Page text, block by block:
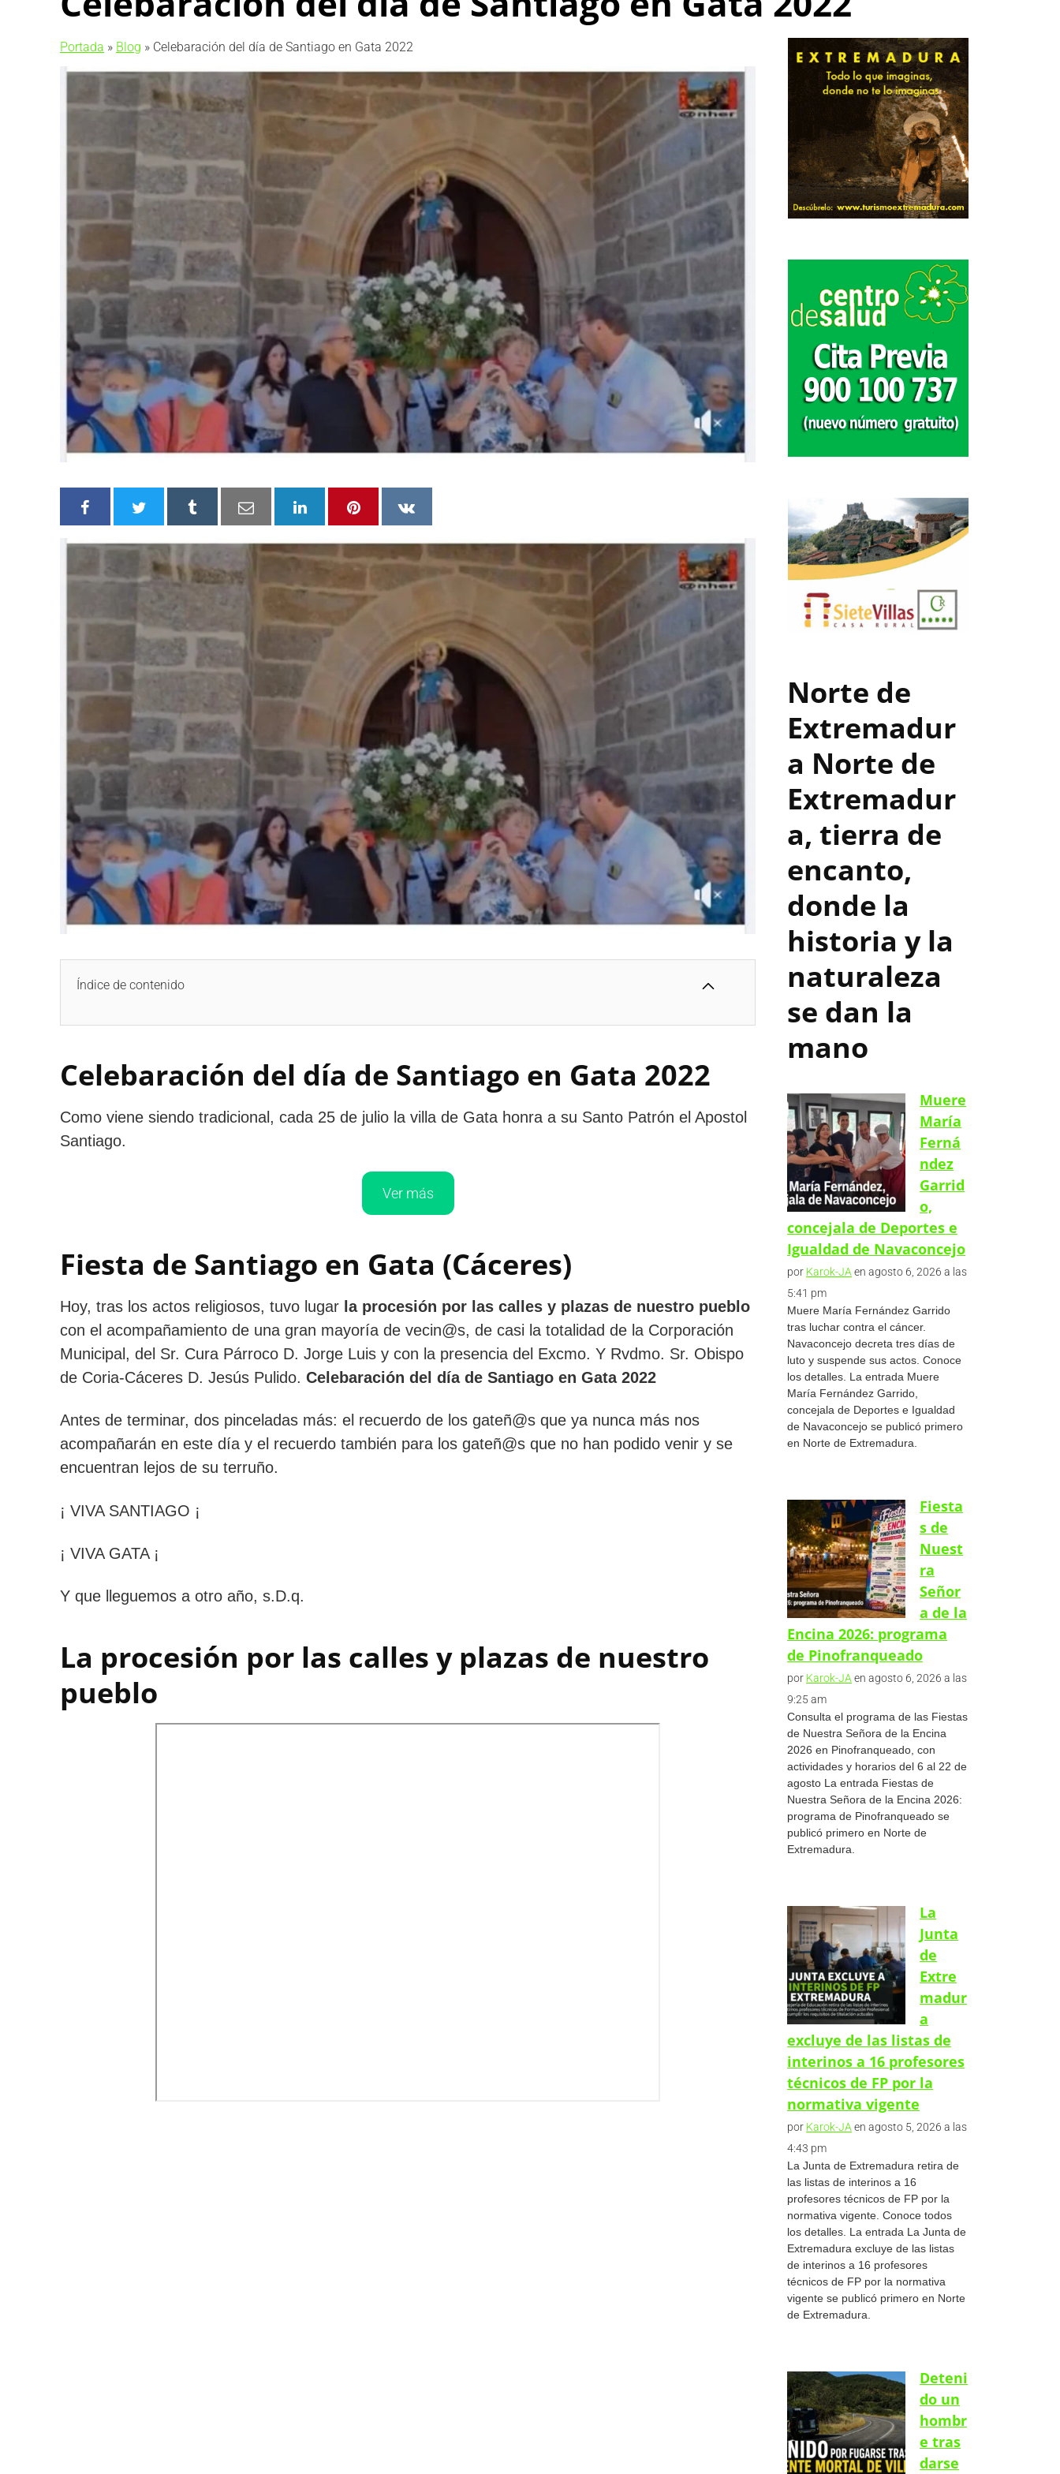
Portada » Blog » Celebaración del día de Santiago en Gata 2022
Índice de contenido
Celebaración del día de Santiago en Gata 2022
Como viene siendo tradicional, cada 25 de julio la villa de Gata honra a su Santo Patrón el Apostol
Santiago.
Ver más
Fiesta de Santiago en Gata (Cáceres)
Hoy, tras los actos religiosos, tuvo lugar la procesión por las calles y plazas de nuestro pueblo
con el acompañamiento de una gran mayoría de vecin@s, de casi la totalidad de la Corporación
Municipal, del Sr. Cura Párroco D. Jorge Luis y con la presencia del Excmo. Y Rvdmo. Sr. Obispo
de Coria-Cáceres D. Jesús Pulido. Celebaración del día de Santiago en Gata 2022
Antes de terminar, dos pinceladas más: el recuerdo de los gateñ@s que ya nunca más nos
acompañarán en este día y el recuerdo también para los gateñ@s que no han podido venir y se
encuentran lejos de su terruño.
¡ VIVA SANTIAGO ¡
¡ VIVA GATA ¡
Y que lleguemos a otro año, s.D.q.
La procesión por las calles y plazas de nuestro
pueblo
Norte de
Extremadur
a Norte de
Extremadur
a, tierra de
encanto,
donde la
historia y la
naturaleza
se dan la
mano
Muere
María
Ferná
ndez
Garrid
o,
concejala de Deportes e
Igualdad de Navaconcejo
por Karok-JA en agosto 6, 2026 a las
5:41 pm
Muere María Fernández Garrido
tras luchar contra el cáncer.
Navaconcejo decreta tres días de
luto y suspende sus actos. Conoce
los detalles. La entrada Muere
María Fernández Garrido,
concejala de Deportes e Igualdad
de Navaconcejo se publicó primero
en Norte de Extremadura.
Fiesta
s de
Nuest
ra
Señor
a de la
Encina 2026: programa
de Pinofranqueado
por Karok-JA en agosto 6, 2026 a las
9:25 am
Consulta el programa de las Fiestas
de Nuestra Señora de la Encina
2026 en Pinofranqueado, con
actividades y horarios del 6 al 22 de
agosto La entrada Fiestas de
Nuestra Señora de la Encina 2026:
programa de Pinofranqueado se
publicó primero en Norte de
Extremadura.
La
Junta
de
Extre
madur
a
excluye de las listas de
interinos a 16 profesores
técnicos de FP por la
normativa vigente
por Karok-JA en agosto 5, 2026 a las
4:43 pm
La Junta de Extremadura retira de
las listas de interinos a 16
profesores técnicos de FP por la
normativa vigente. Conoce todos
los detalles. La entrada La Junta de
Extremadura excluye de las listas
de interinos a 16 profesores
técnicos de FP por la normativa
vigente se publicó primero en Norte
de Extremadura.
Deteni
do un
hombr
e tras
darse